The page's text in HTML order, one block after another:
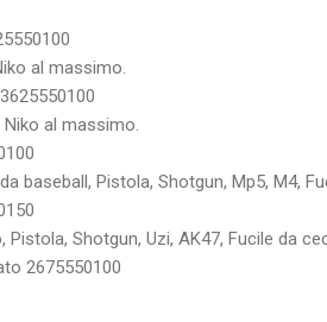
al massimo.
3625550100
al massimo.
baseball, Pistola, Shotgun, Mp5, M4,
Pistola, Shotgun, Uzi, AK47, Fucile da
2675550100